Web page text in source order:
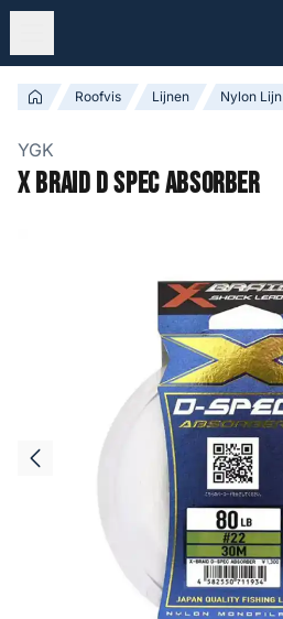
Roofvis Lijnen Nylon Lijn
YGK
X Braid D Spec Absorber